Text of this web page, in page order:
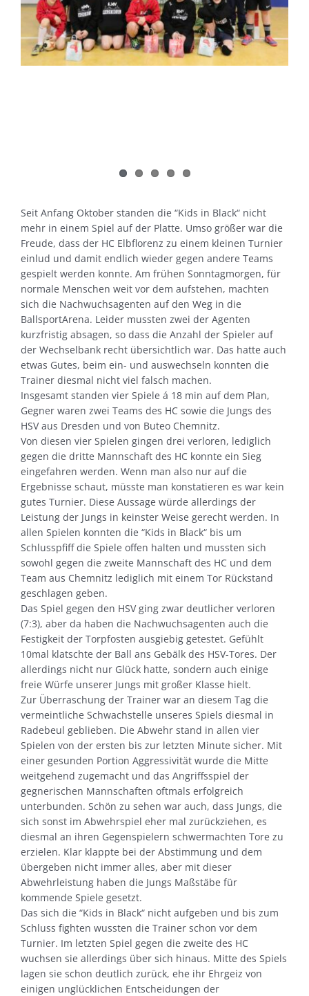
Seit Anfang Oktober standen die “Kids in Black“ nicht
mehr in einem Spiel auf der Platte. Umso größer war die
Freude, dass der HC Elbflorenz zu einem kleinen Turnier
einlud und damit endlich wieder gegen andere Teams
gespielt werden konnte. Am frühen Sonntagmorgen, für
normale Menschen weit vor dem aufstehen, machten
sich die Nachwuchsagenten auf den Weg in die
BallsportArena. Leider mussten zwei der Agenten
kurzfristig absagen, so dass die Anzahl der Spieler auf
der Wechselbank recht übersichtlich war. Das hatte auch
etwas Gutes, beim ein- und auswechseln konnten die
Trainer diesmal nicht viel falsch machen.
Insgesamt standen vier Spiele á 18 min auf dem Plan,
Gegner waren zwei Teams des HC sowie die Jungs des
HSV aus Dresden und von Buteo Chemnitz.
Von diesen vier Spielen gingen drei verloren, lediglich
gegen die dritte Mannschaft des HC konnte ein Sieg
eingefahren werden. Wenn man also nur auf die
Ergebnisse schaut, müsste man konstatieren es war kein
gutes Turnier. Diese Aussage würde allerdings der
Leistung der Jungs in keinster Weise gerecht werden. In
allen Spielen konnten die “Kids in Black“ bis um
Schlusspfiff die Spiele offen halten und mussten sich
sowohl gegen die zweite Mannschaft des HC und dem
Team aus Chemnitz lediglich mit einem Tor Rückstand
geschlagen geben.
Das Spiel gegen den HSV ging zwar deutlicher verloren
(7:3), aber da haben die Nachwuchsagenten auch die
Festigkeit der Torpfosten ausgiebig getestet. Gefühlt
10mal klatschte der Ball ans Gebälk des HSV-Tores. Der
allerdings nicht nur Glück hatte, sondern auch einige
freie Würfe unserer Jungs mit großer Klasse hielt.
Zur Überraschung der Trainer war an diesem Tag die
vermeintliche Schwachstelle unseres Spiels diesmal in
Radebeul geblieben. Die Abwehr stand in allen vier
Spielen von der ersten bis zur letzten Minute sicher. Mit
einer gesunden Portion Aggressivität wurde die Mitte
weitgehend zugemacht und das Angriffsspiel der
gegnerischen Mannschaften oftmals erfolgreich
unterbunden. Schön zu sehen war auch, dass Jungs, die
sich sonst im Abwehrspiel eher mal zurückziehen, es
diesmal an ihren Gegenspielern schwermachten Tore zu
erzielen. Klar klappte bei der Abstimmung und dem
übergeben nicht immer alles, aber mit dieser
Abwehrleistung haben die Jungs Maßstäbe für
kommende Spiele gesetzt.
Das sich die “Kids in Black“ nicht aufgeben und bis zum
Schluss fighten wussten die Trainer schon vor dem
Turnier. Im letzten Spiel gegen die zweite des HC
wuchsen sie allerdings über sich hinaus. Mitte des Spiels
lagen sie schon deutlich zurück, ehe ihr Ehrgeiz von
einigen unglücklichen Entscheidungen der